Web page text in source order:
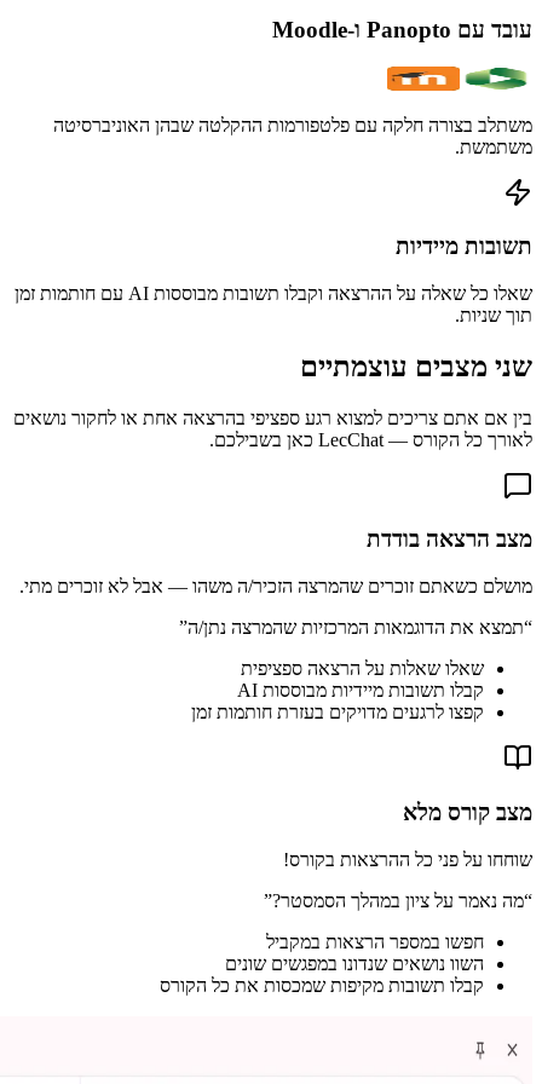
עובד עם Panopto ו‑Moodle
משתלב בצורה חלקה עם פלטפורמות ההקלטה שבהן האוניברסיטה
משתמשת.
תשובות מיידיות
שאלו כל שאלה על ההרצאה וקבלו תשובות מבוססות AI עם חותמות זמן
תוך שניות.
שני מצבים עוצמתיים
בין אם אתם צריכים למצוא רגע ספציפי בהרצאה אחת או לחקור נושאים
לאורך כל הקורס — LecChat כאן בשבילכם.
מצב הרצאה בודדת
מושלם כשאתם זוכרים שהמרצה הזכיר/ה משהו — אבל לא זוכרים מתי.
“תמצא את הדוגמאות המרכזיות שהמרצה נתן/ה”
שאלו שאלות על הרצאה ספציפית
קבלו תשובות מיידיות מבוססות AI
קפצו לרגעים מדויקים בעזרת חותמות זמן
מצב קורס מלא
שוחחו על פני כל ההרצאות בקורס!
“מה נאמר על ציון במהלך הסמסטר?”
חפשו במספר הרצאות במקביל
השוו נושאים שנדונו במפגשים שונים
קבלו תשובות מקיפות שמכסות את כל הקורס